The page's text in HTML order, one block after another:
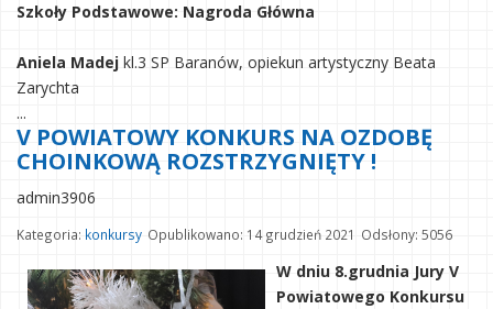
Szkoły Podstawowe: Nagroda Główna
Aniela Madej kl.3 SP Baranów, opiekun artystyczny Beata
Zarychta
...
V POWIATOWY KONKURS NA OZDOBĘ
CHOINKOWĄ ROZSTRZYGNIĘTY !
admin3906
Kategoria: konkursy Opublikowano: 14 grudzień 2021 Odsłony: 5056
W dniu 8.grudnia Jury V
Powiatowego Konkursu